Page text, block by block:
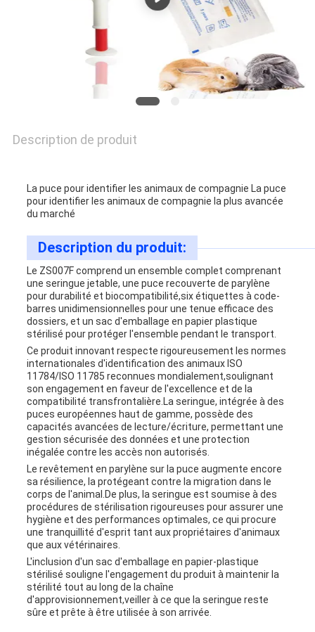
Description de produit
La puce pour identifier les animaux de compagnie La puce
pour identifier les animaux de compagnie la plus avancée
du marché
Description du produit:
Le ZS007F comprend un ensemble complet comprenant
une seringue jetable, une puce recouverte de parylène
pour durabilité et biocompatibilité,six étiquettes à code-
barres unidimensionnelles pour une tenue efficace des
dossiers, et un sac d'emballage en papier plastique
stérilisé pour protéger l'ensemble pendant le transport.
Ce produit innovant respecte rigoureusement les normes
internationales d'identification des animaux ISO
11784/ISO 11785 reconnues mondialement,soulignant
son engagement en faveur de l'excellence et de la
compatibilité transfrontalière.La seringue, intégrée à des
puces européennes haut de gamme, possède des
capacités avancées de lecture/écriture, permettant une
gestion sécurisée des données et une protection
inégalée contre les accès non autorisés.
Le revêtement en parylène sur la puce augmente encore
sa résilience, la protégeant contre la migration dans le
corps de l'animal.De plus, la seringue est soumise à des
procédures de stérilisation rigoureuses pour assurer une
hygiène et des performances optimales, ce qui procure
une tranquillité d'esprit tant aux propriétaires d'animaux
que aux vétérinaires.
L'inclusion d'un sac d'emballage en papier-plastique
stérilisé souligne l'engagement du produit à maintenir la
stérilité tout au long de la chaîne
d'approvisionnement,veiller à ce que la seringue reste
sûre et prête à être utilisée à son arrivée.